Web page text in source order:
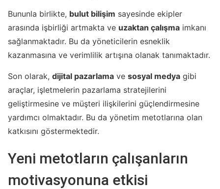
Bununla birlikte, bulut bilişim sayesinde ekipler
arasında işbirliği artmakta ve uzaktan çalışma imkanı
sağlanmaktadır. Bu da yöneticilerin esneklik
kazanmasına ve verimlilik artışına olanak tanımaktadır.
Son olarak, dijital pazarlama ve sosyal medya gibi
araçlar, işletmelerin pazarlama stratejilerini
geliştirmesine ve müşteri ilişkilerini güçlendirmesine
yardımcı olmaktadır. Bu da yönetim metotlarına olan
katkısını göstermektedir.
Yeni metotların çalışanların
motivasyonuna etkisi